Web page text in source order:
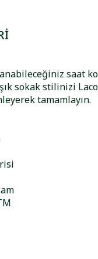
saat
sokak stilinizi
tamamlayın.